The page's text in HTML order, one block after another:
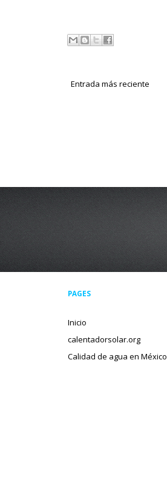
Entrada más reciente
PAGES
Inicio
calentadorsolar.org
Calidad de agua en México